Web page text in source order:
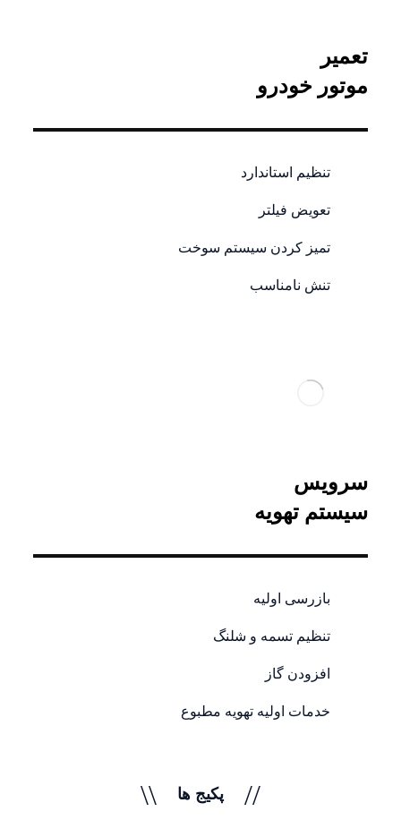
تعمیر
موتور خودرو
تنظیم استاندارد
تعویض فیلتر
تمیز کردن سیستم سوخت
تنش نامناسب
سرویس
سیستم تهویه
بازرسی اولیه
تنظیم تسمه و شلنگ
افزودن گاز
خدمات اولیه تهویه مطبوع
// پکیج ها \\